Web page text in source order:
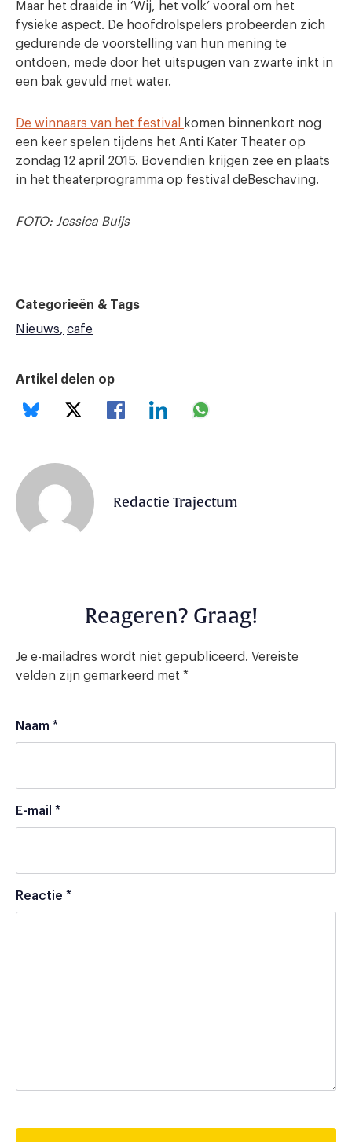
Maar het draaide in ‘Wij, het volk’ vooral om het
fysieke aspect. De hoofdrolspelers probeerden zich
gedurende de voorstelling van hun mening te
ontdoen, mede door het uitspugen van zwarte inkt in
een bak gevuld met water.
De winnaars van het festival
komen binnenkort nog
een keer spelen tijdens het Anti Kater Theater op
zondag 12 april 2015. Bovendien krijgen zee en plaats
in het theaterprogramma op festival deBeschaving.
FOTO: Jessica Buijs
Categorieën & Tags
Nieuws
cafe
Artikel delen op
Redactie Trajectum
Reageren? Graag!
Je e-mailadres wordt niet gepubliceerd. Vereiste
velden zijn gemarkeerd met *
Naam *
E-mail *
Reactie *